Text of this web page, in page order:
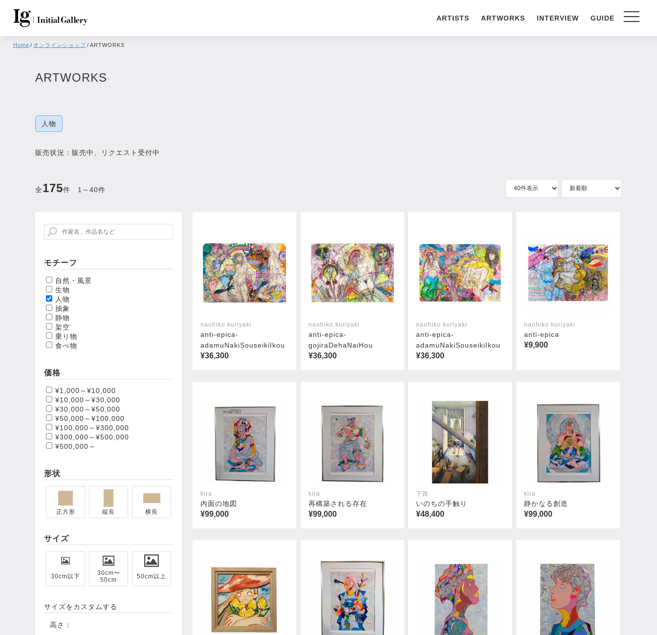
ARTISTS ARTWORKS INTERVIEW GUIDE
Home / オンラインショップ/ ARTWORKS
ARTWORKS
人物
販売状況： 販売中 、リクエスト受付中
全175件 1～40件
モチーフ
自然・風景
生物
人物
抽象
静物
架空
乗り物
食べ物
価格
¥1,000～¥10,000
¥10,000～¥30,000
¥30,000～¥50,000
¥50,000～¥100,000
¥100,000～¥300,000
¥300,000～¥500,000
¥500,000～
形状
正方形 縦長 横長
サイズ
30cm以下
30cm〜
50cm
50cm以上
サイズをカスタムする
高さ：
naohiko kuriyaki
anti-epica-
adamuNakiSouseikiIkou
¥36,300
naohiko kuriyaki
anti-epica-
gojiraDehaNaiHou
¥36,300
naohiko kuriyaki
anti-epica-
adamuNakiSouseikiIkou
¥36,300
naohiko kuriyaki
anti-epica
¥9,900
kira
内面の地図
¥99,000
kira
再構築される存在
¥99,000
下路
いのちの手触り
¥48,400
kira
静かなる創造
¥99,000